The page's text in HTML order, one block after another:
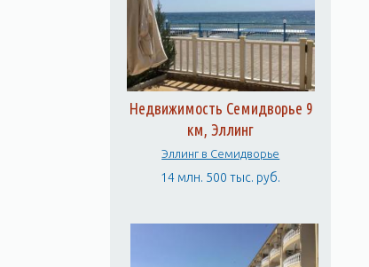
Недвижимость Семидворье 9
км, Эллинг
Эллинг в Семидворье
14 млн. 500 тыс. руб.